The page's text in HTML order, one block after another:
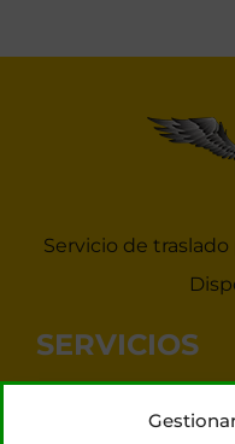
Servicio de
SERVICIOS